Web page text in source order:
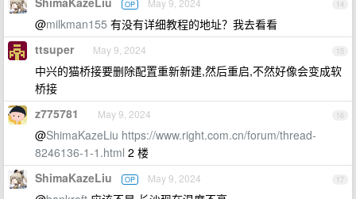
14
OP May 9, 2024
@milkman155 有没有详细教程的地址？我去看看
15
ttsuper May 9, 2024
中兴的猫桥接要删除配置重新新建,然后重启,不然好像会变成软
桥接
16
z775781 May 9, 2024
@ShimaKazeLiu https://www.right.com.cn/forum/thread-
8246136-1-1.html 2 楼
17
ShimaKazeLiu OP May 9, 2024